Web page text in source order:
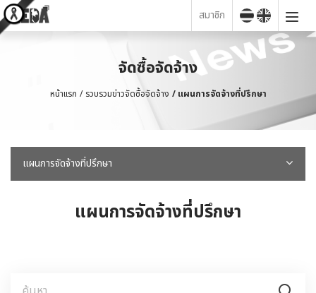
สมาชิก
จัดซื้อจัดจ้าง
หน้าแรก รวบรวมข่าวจัดซื้อจัดจ้าง แผนการจัดจ้างที่ปรึกษา
แผนการจัดจ้างที่ปรึกษา
แผนการจัดจ้างที่ปรึกษา